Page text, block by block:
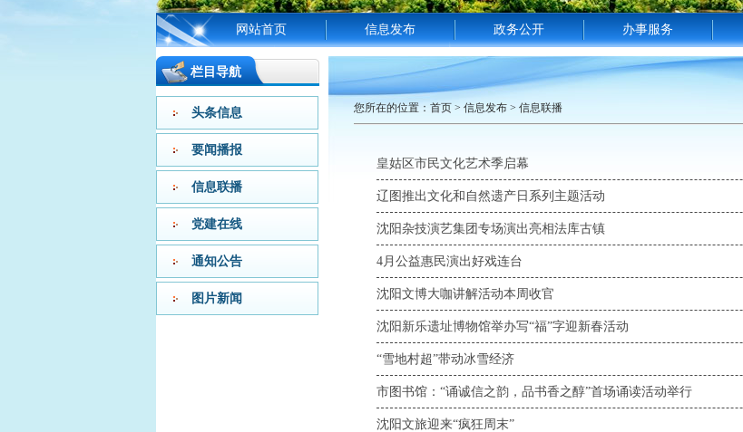
网站首页 信息发布 政务公开 办事服务
栏目导航
头条信息
要闻播报
信息联播
党建在线
通知公告
图片新闻
您所在的位置： 首页 > 信息发布 > 信息联播
皇姑区市民文化艺术季启幕
辽图推出文化和自然遗产日系列主题活动
沈阳杂技演艺集团专场演出亮相法库古镇
4月公益惠民演出好戏连台
沈阳文博大咖讲解活动本周收官
沈阳新乐遗址博物馆举办写“福”字迎新春活动
“雪地村超”带动冰雪经济
市图书馆：“诵诚信之韵，品书香之醇”首场诵读活动举行
沈阳文旅迎来“疯狂周末”